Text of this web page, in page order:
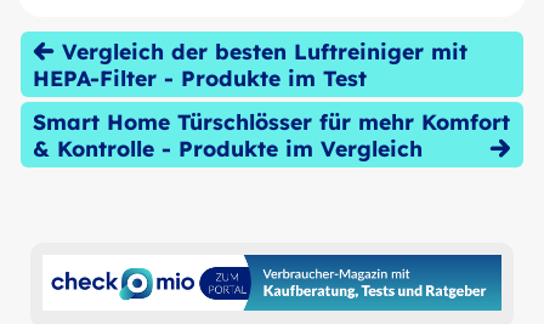
Vergleich der besten Luftreiniger mit
HEPA-Filter - Produkte im Test
Smart Home Türschlösser für mehr Komfort
& Kontrolle - Produkte im Vergleich